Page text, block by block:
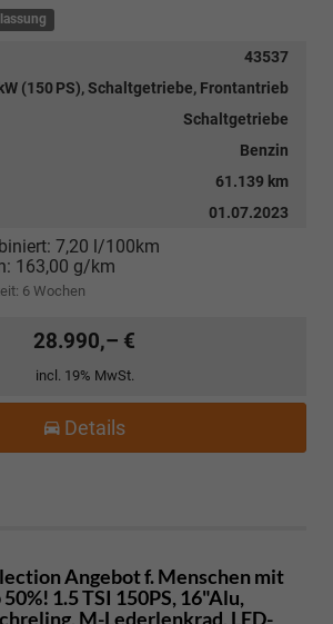
43537
(150 PS), Schaltgetriebe, Frontantrieb
Schaltgetriebe
Benzin
61.139 km
01.07.2023
7,20 l/100km
163,00 g/km
6 Wochen
28.990,– €
incl. 19% MwSt.
Details
Service drucken
Angebot f. Menschen mit
1.5 TSI 150PS, 16"Alu,
M-Lederlenkrad, LED-